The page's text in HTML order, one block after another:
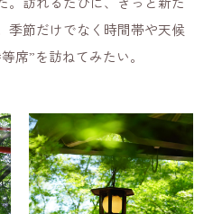
季節だけでなく時間帯や天候
席”を訪ねてみたい。